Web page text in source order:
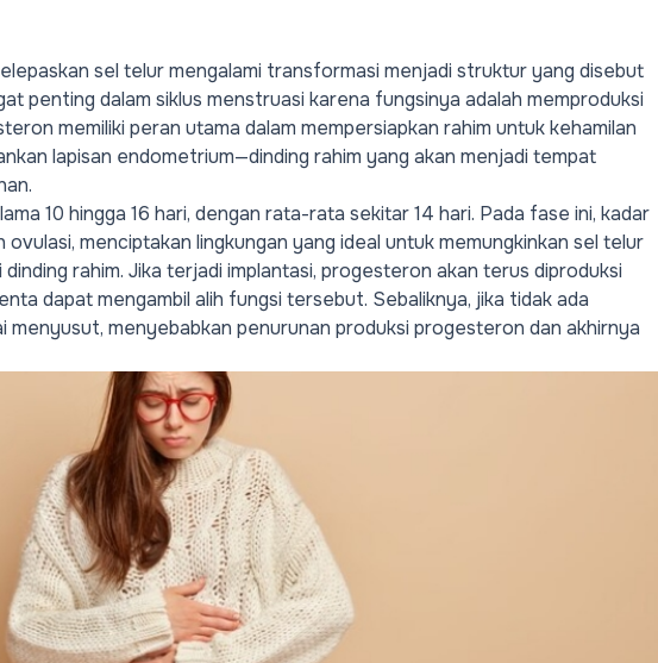
sel telur mengalami transformasi menjadi struktur yang disebut
penting dalam siklus menstruasi karena fungsinya adalah memproduksi
memiliki peran utama dalam mempersiapkan rahim untuk kehamilan
lapisan endometrium—dinding rahim yang akan menjadi tempat
10 hingga 16 hari, dengan rata-rata sekitar 14 hari. Pada fase ini, kadar
menciptakan lingkungan yang ideal untuk memungkinkan sel telur
rahim. Jika terjadi implantasi, progesteron akan terus diproduksi
dapat mengambil alih fungsi tersebut. Sebaliknya, jika tidak ada
menyusut, menyebabkan penurunan produksi progesteron dan akhirnya